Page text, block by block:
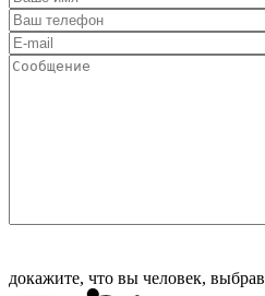
докажите, что вы человек, выбрав